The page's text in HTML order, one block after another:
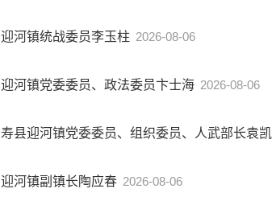
迎河镇统战委员李玉柱 2026-08-06
迎河镇党委委员、政法委员卞士海 2026-08-06
寿县迎河镇党委委员、组织委员、人武部长袁凯
迎河镇副镇长陶应春 2026-08-06